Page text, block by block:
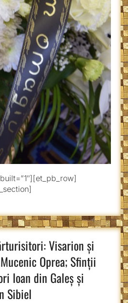
Visarion și
Oprea; Sfinții
Ioan din Galeş şi
Sibiel